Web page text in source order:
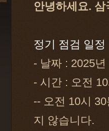
안녕하세요. 삼
정기 점검 일정
- 날짜 : 2025
- 시간 : 오전
-- 오전 10시
지 않습니다.